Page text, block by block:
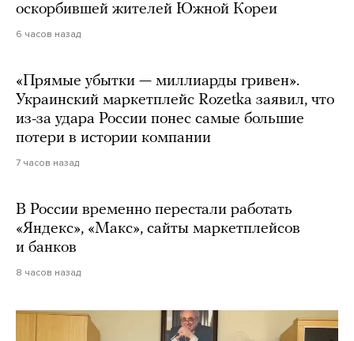
оскорбившей жителей Южной Кореи
6 часов назад
«Прямые убытки — миллиарды гривен».
Украинский маркетплейс Rozetka заявил, что
из-за удара России понес самые большие
потери в истории компании
7 часов назад
В России временно перестали работать
«Яндекс», «Макс», сайты маркетплейсов
и банков
8 часов назад